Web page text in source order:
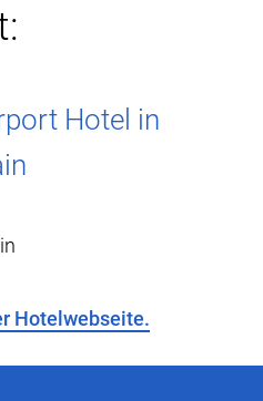
Hotel in
Hotelwebseite.